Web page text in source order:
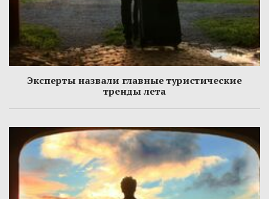
Эксперты назвали главные туристические
тренды лета